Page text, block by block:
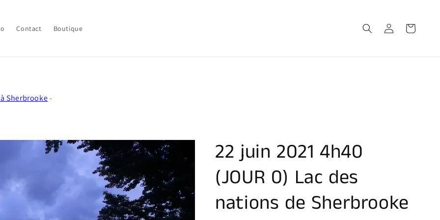
Contact Boutique Connexion Panier
Sherbrooke-
22 juin 2021 4h40
(JOUR 0) Lac des
nations de Sherbrooke